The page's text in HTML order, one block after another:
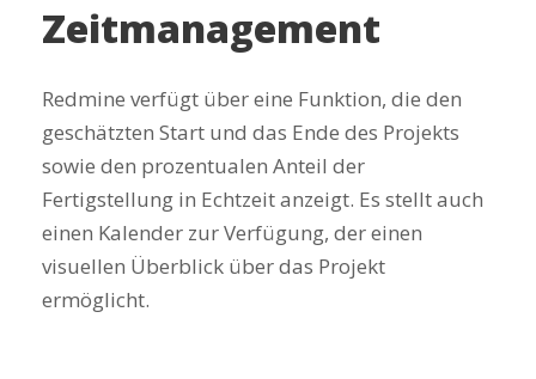
Zeitmanagement
Redmine verfügt über eine Funktion, die den
geschätzten Start und das Ende des Projekts
sowie den prozentualen Anteil der
Fertigstellung in Echtzeit anzeigt. Es stellt auch
einen Kalender zur Verfügung, der einen
visuellen Überblick über das Projekt
ermöglicht.